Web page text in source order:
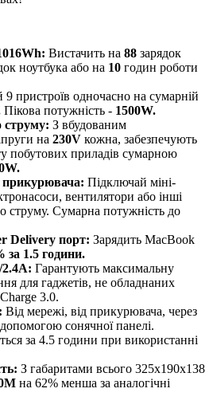
Вистачить на 88 зарядок
ноутбука або на 10 годин роботи
9 пристроїв одночасно на сумарній
Пікова потужність - 1500W.
струму: З вбудованим
на 230V кожна, забезпечують
побутових приладів сумарною
прикурювача: Підключай міні-
вентилятори або інші
струму. Сумарна потужність до
Delivery порт: Зарядить MacBook
за 1.5 години.
Гарантують максимальну
для гаджетів, не обладнаних
3.0.
Від мережі, від прикурювача, через
сонячної панелі.
за 4.5 години при використанні
З габаритами всього 325х190х138
на 62% менша за аналогічні